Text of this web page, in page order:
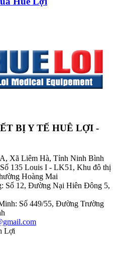
BỊ Y TẾ HUÊ LỢI -
Xã Liêm Hà, Tỉnh Ninh Bình
135 Louis I - LK51, Khu đô thị
Hoàng Mai
Số 12, Đường Nại Hiên Đông 5,
Số 449/55, Đường Trường
Lợi